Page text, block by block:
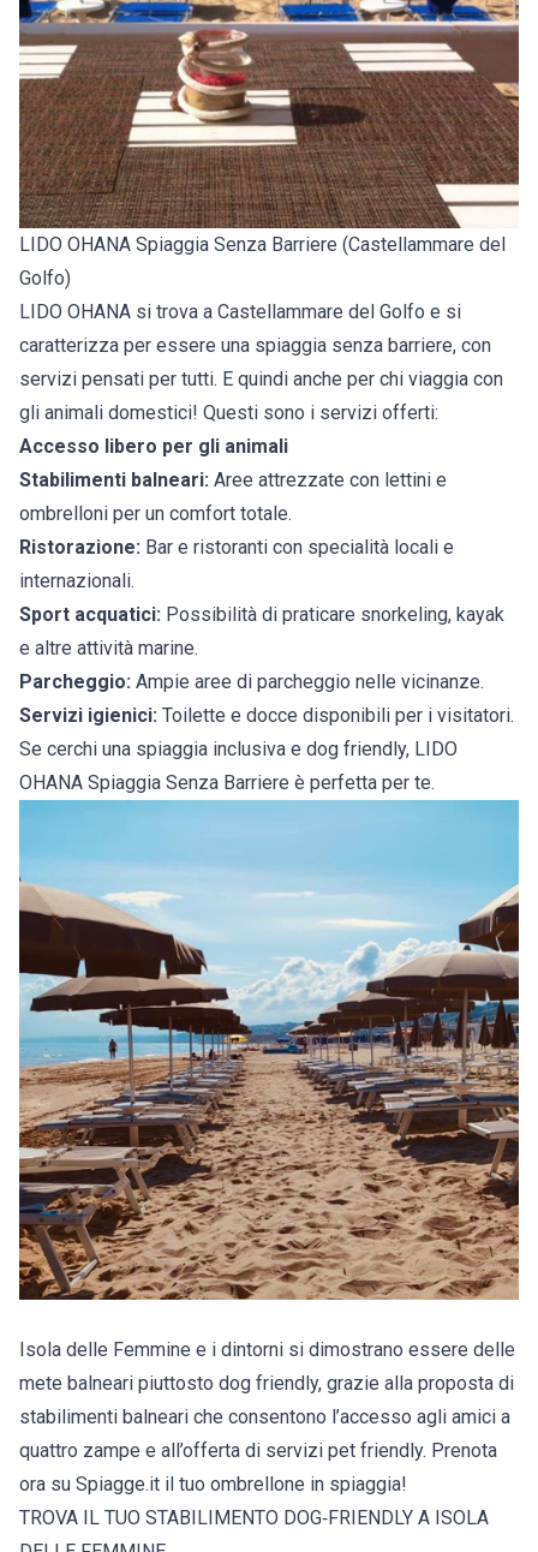
LIDO OHANA Spiaggia Senza Barriere (Castellammare del
Golfo)
LIDO OHANA si trova a Castellammare del Golfo e si
caratterizza per essere una spiaggia senza barriere, con
servizi pensati per tutti. E quindi anche per chi viaggia con
gli animali domestici! Questi sono i servizi offerti:
Accesso libero per gli animali
Stabilimenti balneari: Aree attrezzate con lettini e
ombrelloni per un comfort totale.
Ristorazione: Bar e ristoranti con specialità locali e
internazionali.
Sport acquatici: Possibilità di praticare snorkeling, kayak
e altre attività marine.
Parcheggio: Ampie aree di parcheggio nelle vicinanze.
Servizi igienici: Toilette e docce disponibili per i visitatori.
Se cerchi una spiaggia inclusiva e dog friendly, LIDO
OHANA Spiaggia Senza Barriere è perfetta per te.
Isola delle Femmine e i dintorni si dimostrano essere delle
mete balneari piuttosto dog friendly, grazie alla proposta di
stabilimenti balneari che consentono l’accesso agli amici a
quattro zampe e all’offerta di servizi pet friendly. Prenota
ora su Spiagge.it il tuo ombrellone in spiaggia!
TROVA IL TUO STABILIMENTO DOG‑FRIENDLY A ISOLA